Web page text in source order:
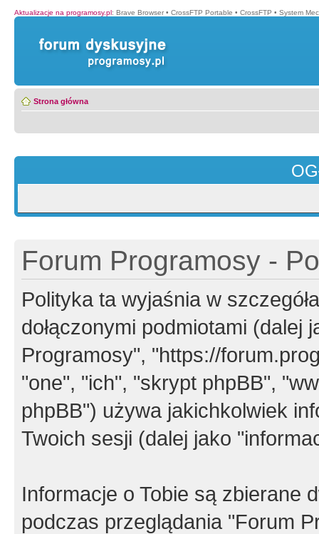
Aktualizacje na programosy.pl: Brave Browser • CrossFTP Portable • CrossFTP • System
Strona główna
Forum Programosy -
Polityka ta wyjaśnia w
dołączonymi podmiotami (dalej
Programosy", "https://
"one", "ich", "skrypt phpBB",
phpBB") używa jakichkolwiek
Twoich sesji (dalej jako
Informacje o Tobie są zbierane
podczas przeglądania "Forum